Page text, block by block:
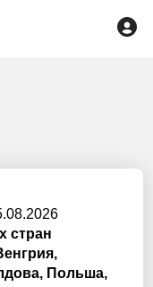
стран
Польша,